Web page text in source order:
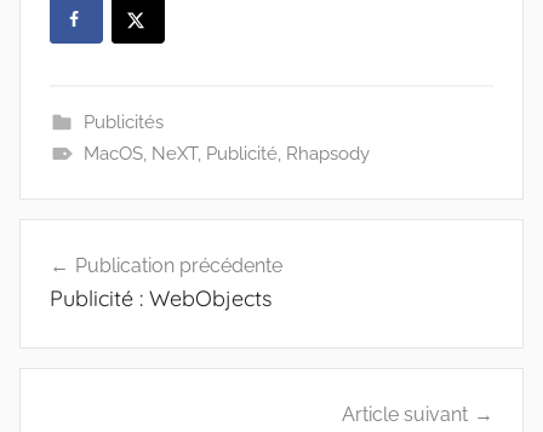
Publicités
MacOS, NeXT, Publicité, Rhapsody
de
Publication précédente
Publicité : WebObjects
Article suivant